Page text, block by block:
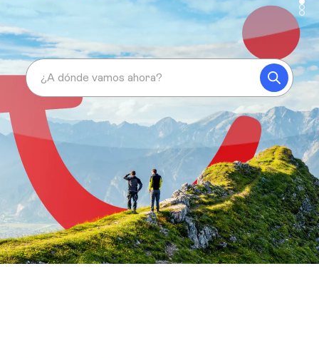
¿A dónde vamos ahora?